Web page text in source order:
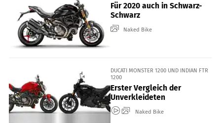
Für 2020 auch in Schwarz-
Schwarz
Naked Bike
DUCATI MONSTER 1200 UND INDIAN FTR
1200
Erster Vergleich der
Unverkleideten
Naked Bike